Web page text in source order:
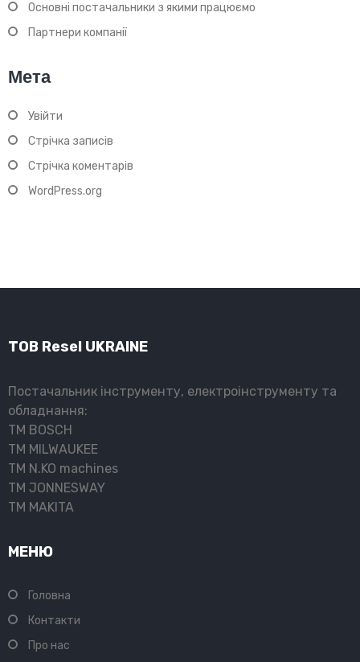
Основні постачальники з якими працюємо
Партнери компанії
Мета
Увійти
Стрічка записів
Стрічка коментарів
WordPress.org
ТОВ Resel UKRAINE
Постачальник інструменту, електроінструменту та
обладнання:
ТМ BOSCH
ТМ MILWAUKEE
ТМ N.KO machines
ТМ JONNESWAY
ТМ MAKITA
МЕНЮ
Головна
Контакти
Про нас